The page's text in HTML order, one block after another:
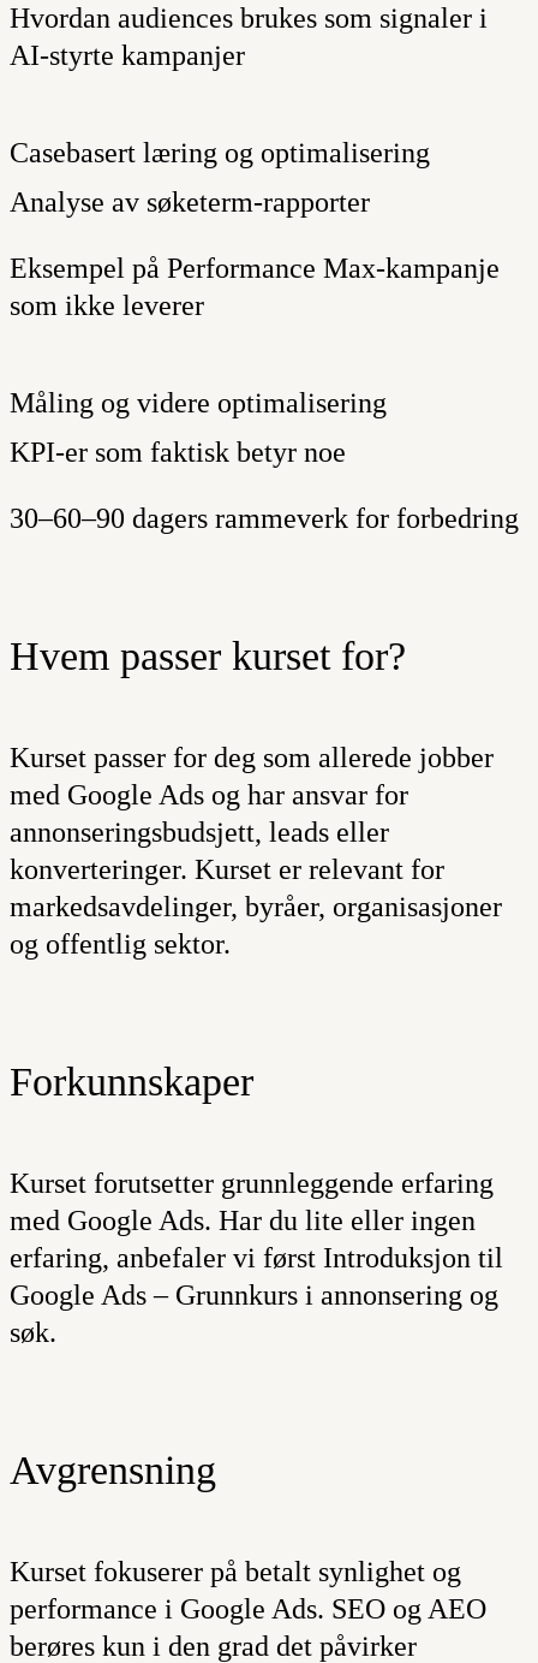
Hvordan audiences brukes som signaler i
AI-styrte kampanjer
Casebasert læring og optimalisering
Analyse av søketerm-rapporter
Eksempel på Performance Max-kampanje
som ikke leverer
Måling og videre optimalisering
KPI-er som faktisk betyr noe
30–60–90 dagers rammeverk for forbedring
Hvem passer kurset for?
Kurset passer for deg som allerede jobber
med Google Ads og har ansvar for
annonseringsbudsjett, leads eller
konverteringer. Kurset er relevant for
markedsavdelinger, byråer, organisasjoner
og offentlig sektor.
Forkunnskaper
Kurset forutsetter grunnleggende erfaring
med Google Ads. Har du lite eller ingen
erfaring, anbefaler vi først Introduksjon til
Google Ads – Grunnkurs i annonsering og
søk.
Avgrensning
Kurset fokuserer på betalt synlighet og
performance i Google Ads. SEO og AEO
berøres kun i den grad det påvirker